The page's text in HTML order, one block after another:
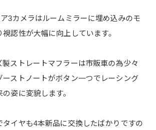
3カメラはルームミラーに埋め込みのモ
認性が大幅に向上しています。
製ストレートマフラーは市販車の為少々
ーストノートがボタン一つでレーシング
姿に変貌します。
タイヤも4本新品に交換したばかりですの